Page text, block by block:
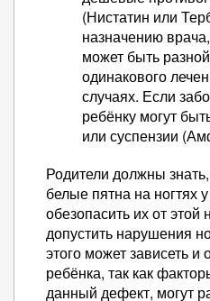
(Нистатин или
назначению
может быть
одинакового
случаях. Если
ребёнку могут
или суспензии
Родители должны
белые пятна на ногтях
обезопасить их от этой
допустить нарушения
этого может зависеть
ребёнка, так как
данный дефект, могут